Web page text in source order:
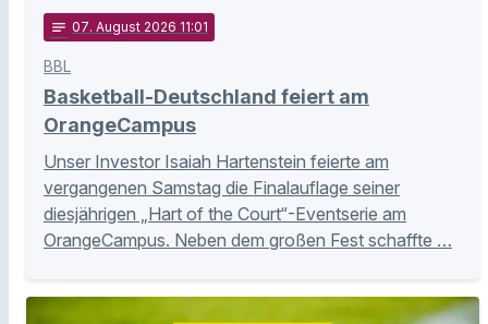
notes 07. August 2026 11:01
BBL
Basketball-Deutschland feiert am
OrangeCampus
Unser Investor Isaiah Hartenstein feierte am
vergangenen Samstag die Finalauflage seiner
diesjährigen „Hart of the Court“-Eventserie am
OrangeCampus. Neben dem großen Fest schaffte …